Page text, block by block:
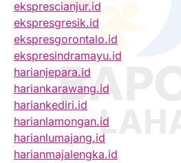
eksprescianjur.id
ekspresgresik.id
ekspresgorontalo.id
ekspresindramayu.id
harianjepara.id
hariankarawang.id
hariankediri.id
harianlamongan.id
harianlumajang.id
harianmajalengka.id